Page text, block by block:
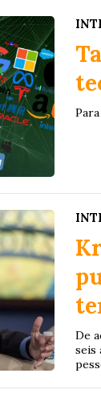
De
seis